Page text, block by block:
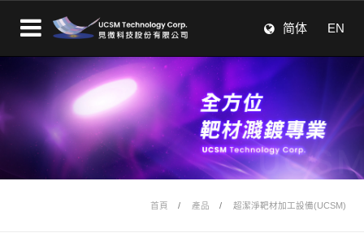
简体 EN
首頁 產品 超潔淨靶材加工設備(UCSM)